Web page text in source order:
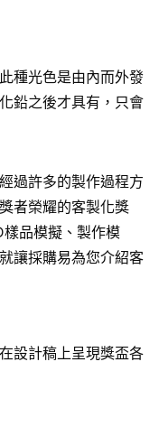
種光色是由內而外發
鉛之後才具有，只會
過許多的製作過程方
者榮耀的客製化獎
品模擬、製作模
讓採購易為您介紹客
設計稿上呈現獎盃各